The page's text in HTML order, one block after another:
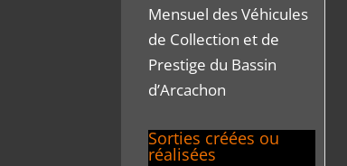
Mensuel des Véhicules
de Collection et de
Prestige du Bassin
d’Arcachon
Sorties créées ou
réalisées